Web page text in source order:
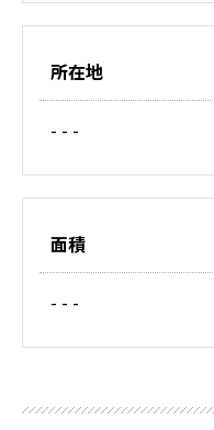
所在地
- - -
面積
- - -